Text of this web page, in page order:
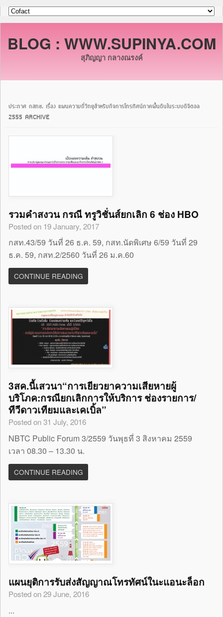
BLOG : WWW.SUPINYA.COM
สุภิญญา กลางณรงค์
ประกาศ กสทช. เรื่อง แผนความถี่วิทยุสำหรับกิจการโทรทัศน์ภาคพื้นดินในระบบดิจิตอล
2555 ARCHIVE
รวมคำสงวน กรณี ทรูวิชั่นส์ยกเลิก 6 ช่อง HBO
Posted on 19 January, 2017
กสท.43/59 วันที่ 26 ธ.ค. 59, กสท.นัดพิเศษ 6/59 วันที่ 29
ธ.ค. 59, กสท.2/2560 วันที่ 26 ม.ค.60
CONTINUE READING
3สค.นี้เสวนา“การเยียวยาความเสียหายผู้
บริโภค:กรณียกเลิกการให้บริการ ช่องรายการ/
ทีวีดาวเทียมและเคเบิ้ล”
Posted on 31 July, 2016
NBTC Public Forum 3/2559 วันพุธที่ 3 สิงหาคม 2559
เวลา 08.30 – 13.30 น.
CONTINUE READING
แผนยุติการรับส่งสัญญาณโทรทัศน์ในะแอนะล็อก
Posted on 29 June, 2016
...